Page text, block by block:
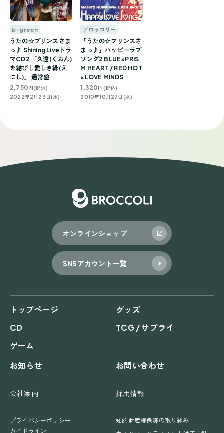
b-green
うたの☆プリンスさま
っ♪ Shining Liveドラ
マCD2 「久遠(くおん)
を結びし愛しき縁(え
にし)」 通常盤
2,750円(税込)
2022年2月23日(水)
ブロッコリー
「うたの☆プリンスさ
まっ♪」ハッピーラブ
ソング2 BLUE×PRIS
M HEART / RED HOT
×LOVE MINDS
1,320円(税込)
2010年10月27日(水)
オンラインショップ
SNSアカウント一覧
トップページ
グッズ
CD
TCG / サプライ
ゲーム
お知らせ
お問い合わせ
会社案内 採用情報
プライバシーポリシー
知的財産権保護の取り組み
ガイドライン